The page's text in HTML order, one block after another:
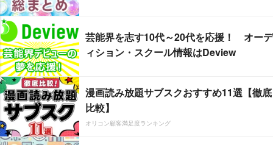
芸能界を志す10代～20代を応援！ オーデ
ィション・スクール情報はDeview
漫画読み放題サブスクおすすめ11選【徹底
比較】
オリコン顧客満足度ランキング